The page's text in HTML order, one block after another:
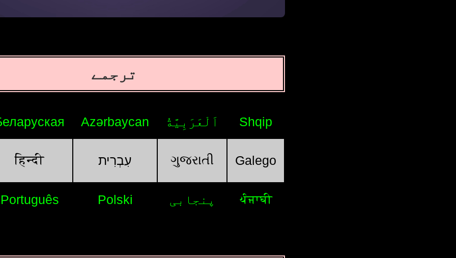
ترجمے
Shqip اَلْعَرَبِيَّةُ Azərbaycan
Galego
ગુજરાતી עִבְרִית हिन्दी
ਪੰਜਾਬੀ پنجابی Polski
Português